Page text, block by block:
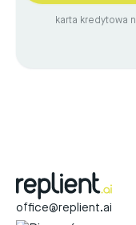
karta kredytowa
office@replient.ai